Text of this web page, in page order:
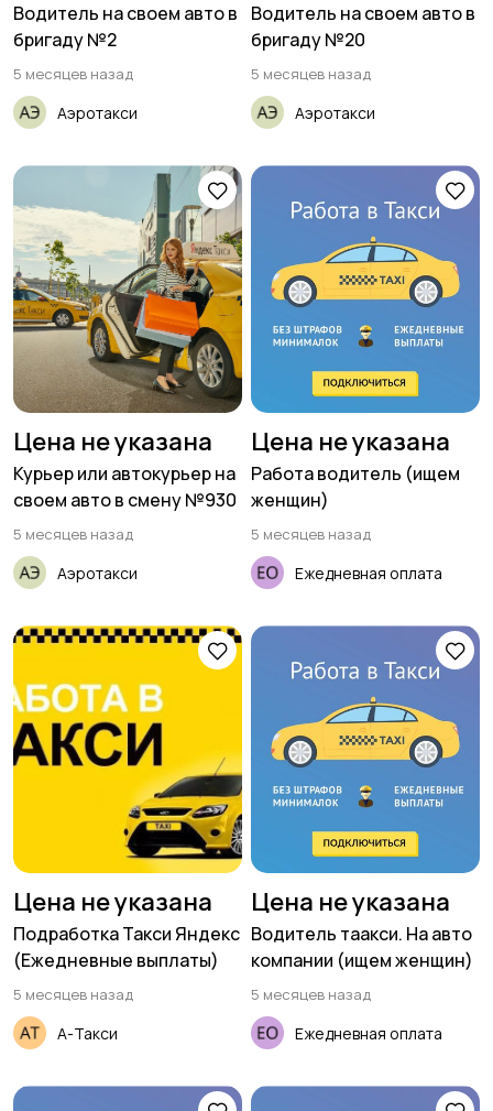
Водитель на своем авто в
бригаду №2
5 месяцев назад
Аэротакси
Водитель на своем авто в
бригаду №20
5 месяцев назад
Аэротакси
Цена не указана
Курьер или автокурьер на
своем авто в смену №930
5 месяцев назад
Аэротакси
Цена не указана
Работа водитель (ищем
женщин)
5 месяцев назад
Ежедневная оплата
Цена не указана
Подработка Такси Яндекс
(Ежедневные выплаты)
5 месяцев назад
А-Такси
Цена не указана
Водитель таакси. На авто
компании (ищем женщин)
5 месяцев назад
Ежедневная оплата